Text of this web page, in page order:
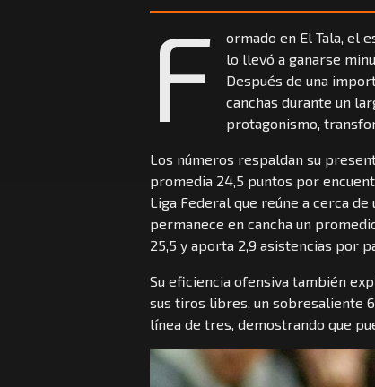
F
ormado en El Tala, el
lo llevó a ganarse
Después de una
canchas durante un
protagonismo,
Los números respaldan su
promedia 24,5 puntos por
Liga Federal que reúne a cerca
permanece en cancha un
25,5 y aporta 2,9 asistencias por
Su eficiencia ofensiva también
sus tiros libres, un sobresaliente
línea de tres, demostrando que